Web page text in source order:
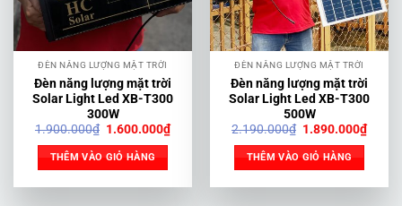
ĐÈN NĂNG LƯỢNG MẶT TRỜI
Đèn năng lượng mặt trời
Solar Light Led XB-T300
300W
1.900.000₫ Giá
là:
1.900.000₫.
1.600.000₫Giá
hiện
1.600.000₫.
THÊM VÀO GIỎ HÀNG
ĐÈN NĂNG LƯỢNG MẶT TRỜI
Đèn năng lượng mặt trời
Solar Light Led XB-T300
500W
2.190.000₫ Giá
là:
2.190.000₫.
1.890.000₫Giá
hiện
THÊM VÀO GIỎ HÀNG